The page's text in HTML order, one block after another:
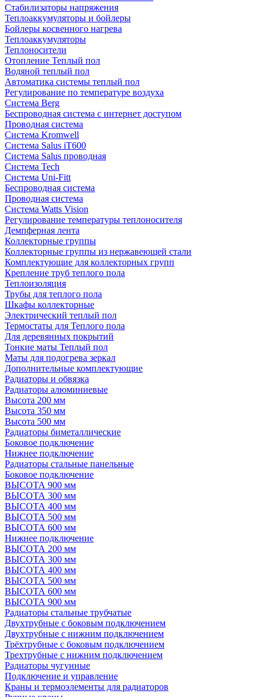
Стабилизаторы напряжения
Теплоаккумуляторы и бойлеры
Бойлеры косвенного нагрева
Теплоаккумуляторы
Теплоносители
Отопление Теплый пол
Водяной теплый пол
Автоматика системы теплый пол
Регулирование по температуре воздуха
Система Berg
Беспроводная система с интернет доступом
Проводная система
Система Kromwell
Система Salus iT600
Система Salus проводная
Система Tech
Система Uni-Fitt
Беспроводная система
Проводная система
Система Watts Vision
Регулирование температуры теплоносителя
Демпферная лента
Коллекторные группы
Коллекторные группы из нержавеющей стали
Комплектующие для коллекторных групп
Крепление труб теплого пола
Теплоизоляция
Трубы для теплого пола
Шкафы коллекторные
Электрический теплый пол
Термостаты для Теплого пола
Для деревянных покрытий
Тонкие маты Теплый пол
Маты для подогрева зеркал
Дополнительные комплектующие
Радиаторы и обвязка
Радиаторы алюминиевые
Высота 200 мм
Высота 350 мм
Высота 500 мм
Радиаторы биметаллические
Боковое подключение
Нижнее подключение
Радиаторы стальные панельные
Боковое подключение
ВЫСОТА 900 мм
ВЫСОТА 300 мм
ВЫСОТА 400 мм
ВЫСОТА 500 мм
ВЫСОТА 600 мм
Нижнее подключение
ВЫСОТА 200 мм
ВЫСОТА 300 мм
ВЫСОТА 400 мм
ВЫСОТА 500 мм
ВЫСОТА 600 мм
ВЫСОТА 900 мм
Радиаторы стальные трубчатые
Двухтрубные с боковым подключением
Двухтрубные с нижним подключением
Трёхтрубные с боковым подключением
Трехтрубные с нижним подключением
Радиаторы чугунные
Подключение и управление
Краны и термоэлементы для радиаторов